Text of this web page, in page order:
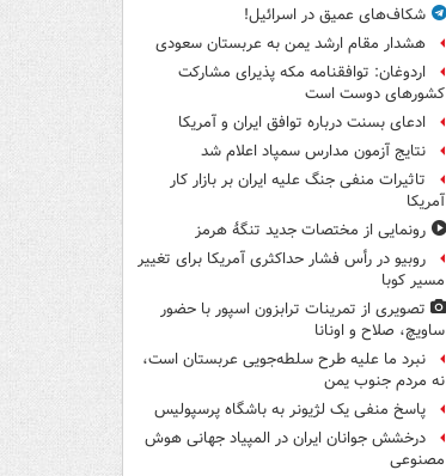
شکاف‌های عمیق در اسرائیل!
هشدار مقام ارشد یمن به عربستان سعودی
اردوغان: توافقنامه مکه پذیرای مشارکت
کشورهای دوست است
ادعای بسنت درباره توافق ایران و آمریکا
نتایج آزمون مدارس سمپاد اعلام شد
تاثیرات منفی جنگ علیه ایران بر بازار کار
آمریکا
رونمایی از مختصات جدید تنگۀ هرمز
روبیو در رأس فشار حداکثری آمریکا برای تغییر
مسیر کوبا
تصویری از تمرینات ترابزون اسپور با حضور
ساویچ، صلاح و اونانا
نبرد ما علیه طرح سلطه‌جویی عربستان است،
نه مردم جنوب یمن
پاسخ منفی یک لژیونر به باشگاه پرسپولیس
درخشش جوانان ایران در المپیاد جهانی هوش
مصنوعی